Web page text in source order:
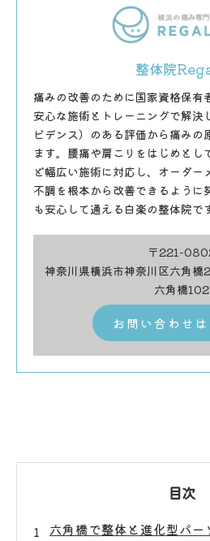
整体院
痛みの改善のために国家資格保有
安心な施術とトレーニングで解決
ビデンス）のある評価から痛みの
ます。腰痛や肩こりをはじめとし
ど幅広い施術に対応し、オーダー
不調を根本から改善できるように
も安心して通える白楽の整体院で
〒221-
神奈川県横浜市神奈川区六角
六角橋102
お問い合わせ
目次
六角橋で整体と進化型パー